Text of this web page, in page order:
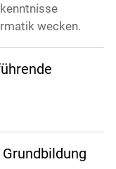
wecken.